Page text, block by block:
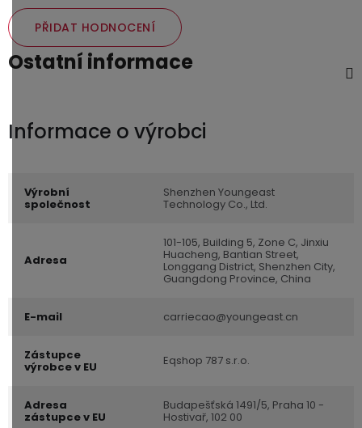
PŘIDAT HODNOCENÍ
Ostatní informace
Výrobní
společnost
Shenzhen Youngeast
Technology Co., Ltd.
Adresa
101-105, Building 5, Zone C, Jinxiu
Huacheng, Bantian Street,
Longgang District, Shenzhen City,
Guangdong Province, China
E-mail carriecao@youngeast.cn
Zástupce
výrobce v EU Eqshop 787 s.r.o.
Adresa
zástupce v EU
Budapešťská 1491/5, Praha 10 -
Hostivař, 102 00